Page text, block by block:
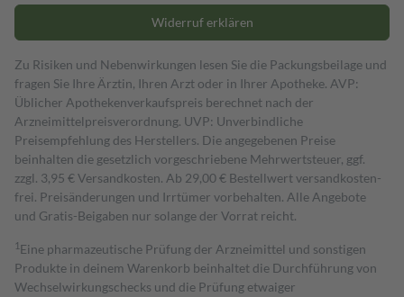
Widerruf erklären
Zu Risiken und Nebenwirkungen lesen Sie die Packungsbeilage und
fragen Sie Ihre Ärztin, Ihren Arzt oder in Ihrer Apotheke. AVP:
Üblicher Apothekenverkaufspreis berechnet nach der
Arzneimittelpreisverordnung. UVP: Unverbindliche
Preisempfehlung des Herstellers. Die angegebenen Preise
beinhalten die gesetzlich vorgeschriebene Mehrwertsteuer, ggf.
zzgl. 3,95 € Versandkosten. Ab 29,00 € Bestell­wert versand­kosten­
frei. Preisänderungen und Irrtümer vorbehalten. Alle Angebote
und Gratis-Beigaben nur solange der Vorrat reicht.
1 Eine pharmazeutische Prüfung der Arzneimittel und sonstigen
Produkte in deinem Warenkorb beinhaltet die Durchführung von
Wechselwirkungschecks und die Prüfung etwaiger